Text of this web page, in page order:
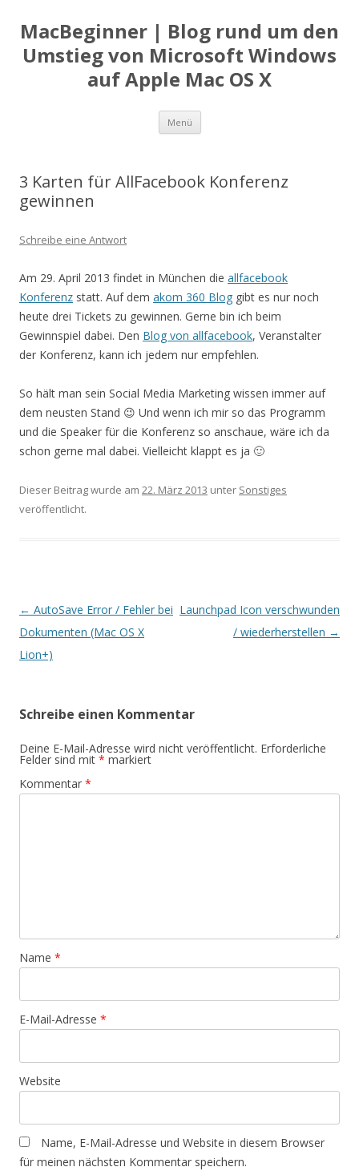
MacBeginner | Blog rund um den
Umstieg von Microsoft Windows
auf Apple Mac OS X
Menü Zum
springen
3 Karten für AllFacebook Konferenz
gewinnen
Schreibe eine Antwort
Am 29. April 2013 findet in München die allfacebook
Konferenz statt. Auf dem akom 360 Blog gibt es nur noch
heute drei Tickets zu gewinnen. Gerne bin ich beim
Gewinnspiel dabei. Den Blog von allfacebook, Veranstalter
der Konferenz, kann ich jedem nur empfehlen.
So hält man sein Social Media Marketing wissen immer auf
dem neusten Stand 😉 Und wenn ich mir so das Programm
und die Speaker für die Konferenz so anschaue, wäre ich da
schon gerne mal dabei. Vielleicht klappt es ja 🙂
Dieser Beitrag wurde am 22. März 2013 unter Sonstiges
veröffentlicht.
Beitrags-
Navigation
← AutoSave Error / Fehler bei
Dokumenten (Mac OS X
Lion+)
Launchpad Icon verschwunden
/ wiederherstellen →
Schreibe einen Kommentar
Deine E-Mail-Adresse wird nicht veröffentlicht. Erforderliche
Felder sind mit * markiert
Kommentar *
Name *
E-Mail-Adresse *
Website
Name, E-Mail-Adresse und Website in diesem Browser
für meinen nächsten Kommentar speichern.